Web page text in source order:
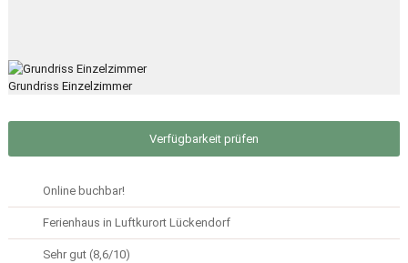
Grundriss Einzelzimmer
Verfügbarkeit prüfen
Online buchbar!
Ferienhaus in Luftkurort Lückendorf
Sehr gut (8,6/10)